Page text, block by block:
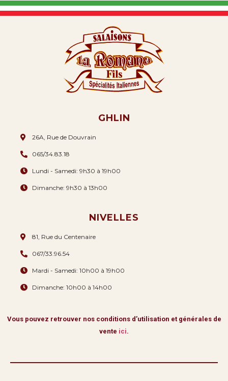
GHLIN
26A, Rue de Douvrain
065/34.83.18
Lundi - Samedi: 9h30 à 19h00
Dimanche: 9h30 à 13h00
NIVELLES
81, Rue du Centenaire
067/33.96.54
Mardi - Samedi: 10h00 à 19h00
Dimanche: 10h00 à 14h00
Vous pouvez retrouver nos conditions d’utilisation et générales de
vente ici.